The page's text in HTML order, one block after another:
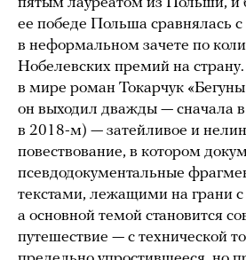
пятым лауреатом из Польши, и
ее победе Польша сравнялась с
в неформальном зачете по
Нобелевских премий на
в мире роман Токарчук
он выходил дважды — сначала в
в 2018-м) — затейливое и
повествование, в котором
псевдодокументальные
текстами, лежащими на грани с
а основной темой становится
путешествие — с технической